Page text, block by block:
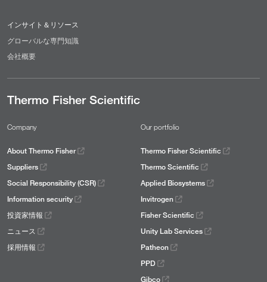
インサイト＆リソース
グローバルな専門知識
会社概要
Thermo Fisher Scientific
Company
About Thermo Fisher
Suppliers
Social Responsibility (CSR)
Information security
投資家情報
ニュース
採用情報
Our portfolio
Thermo Fisher Scientific
Thermo Scientific
Applied Biosystems
Invitrogen
Fisher Scientific
Unity Lab Services
Patheon
PPD
Gibco